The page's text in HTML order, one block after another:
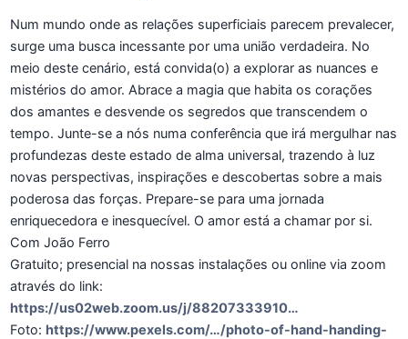
Num mundo onde as relações superficiais parecem prevalecer,
surge uma busca incessante por uma união verdadeira. No
meio deste cenário, está convida(o) a explorar as nuances e
mistérios do amor. Abrace a magia que habita os corações
dos amantes e desvende os segredos que transcendem o
tempo. Junte-se a nós numa conferência que irá mergulhar nas
profundezas deste estado de alma universal, trazendo à luz
novas perspectivas, inspirações e descobertas sobre a mais
poderosa das forças. Prepare-se para uma jornada
enriquecedora e inesquecível. O amor está a chamar por si.
Com João Ferro
Gratuito; presencial na nossas instalações ou online via zoom
através do link:
https://us02web.zoom.us/j/88207333910…
Foto: https://www.pexels.com/…/photo-of-hand-handing-